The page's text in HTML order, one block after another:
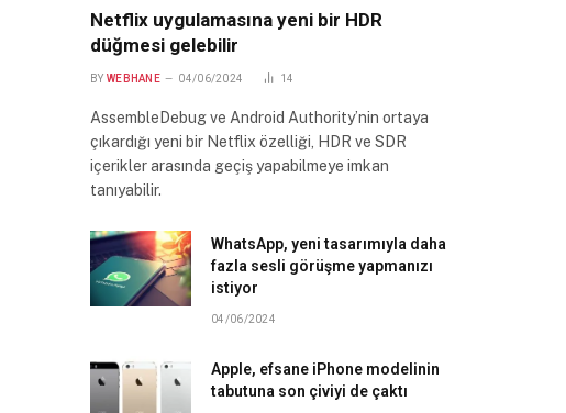
Netflix uygulamasına yeni bir HDR
düğmesi gelebilir
BY WEBHANE 04/06/2024 14
AssembleDebug ve Android Authority’nin ortaya
çıkardığı yeni bir Netflix özelliği, HDR ve SDR
içerikler arasında geçiş yapabilmeye imkan
tanıyabilir.
WhatsApp, yeni tasarımıyla daha
fazla sesli görüşme yapmanızı
istiyor
04/06/2024
Apple, efsane iPhone modelinin
tabutuna son çiviyi de çaktı